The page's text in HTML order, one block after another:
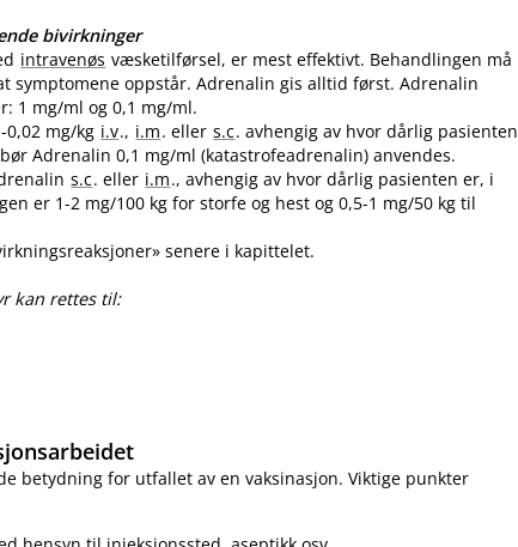
bivirkninger
intravenøs væsketilførsel, er mest effektivt. Behandlingen må
symptomene oppstår. Adrenalin gis alltid først. Adrenalin
1 mg/ml og 0,1 mg​/​ml.
mg/kg i.v., i.m. eller s.c. avhengig av hvor dårlig pasienten
Adrenalin 0,1 mg/ml (katastrofeadrenalin) anvendes.
s.c. eller i.m., avhengig av hvor dårlig pasienten er, i
er 1-2 mg/100 kg for storfe og hest og 0,5-1 mg/50 kg til
senere i kapittelet.
kan rettes til:
betydning for utfallet av en vaksinasjon. Viktige punkter